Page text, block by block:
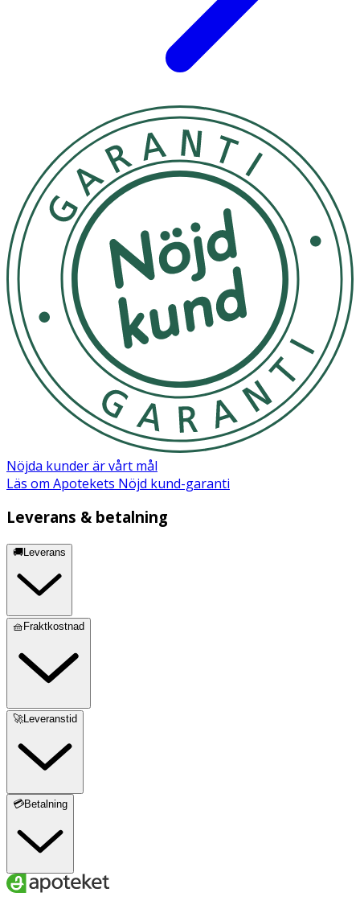
Nöjda kunder är vårt mål
Läs om Apotekets Nöjd kund-garanti
Leverans & betalning
🚚Leverans
🧺Fraktkostnad
🚀Leveranstid
💳Betalning